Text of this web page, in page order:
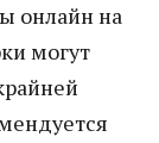
онлайн на
могут